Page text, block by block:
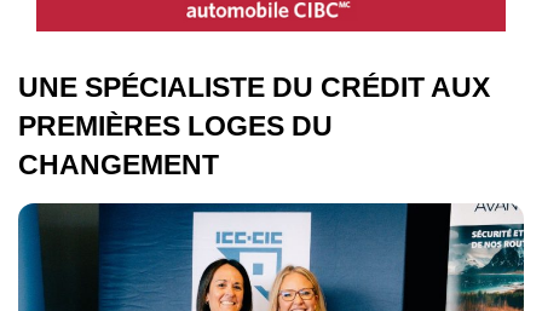
UNE SPÉCIALISTE DU CRÉDIT AUX
PREMIÈRES LOGES DU
CHANGEMENT